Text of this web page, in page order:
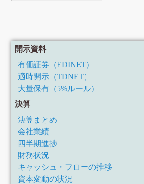
開示資料
有価証券（EDINET）
適時開示（TDNET）
大量保有（5%ルール）
決算
決算まとめ
会社業績
四半期進捗
財務状況
キャッシュ・フローの推移
資本変動の状況